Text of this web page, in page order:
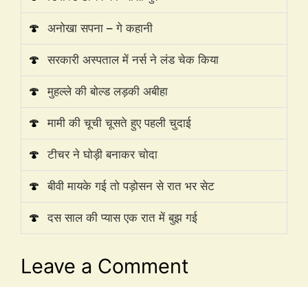
🍄 अनोखा सपना – गे कहानी
🍄 सरकारी अस्पताल में नर्स ने लंड चेक किया
🍄 मुहल्ले की बोल्ड लड़की अबीहा
🍄 मामी की चूची चूसते हुए पहली चुदाई
🍄 टीचर ने घोड़ी बनाकर चोदा
🍄 बीवी मायके गई तो पड़ोसन से रात भर सेट
🍄 दस साल की प्यास एक रात में बुझ गई
Leave a Comment